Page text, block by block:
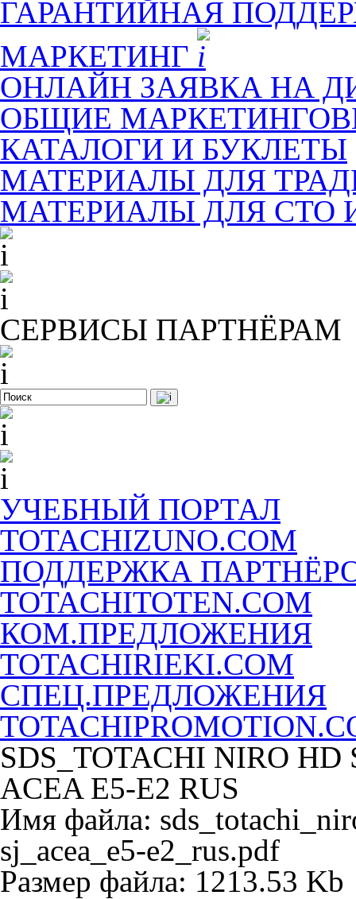
ГАРАНТИЙНАЯ
МАРКЕТИНГ
ОНЛАЙН ЗАЯВКА НА
ОБЩИЕ
КАТАЛОГИ И БУКЛЕТЫ
МАТЕРИАЛЫ ДЛЯ
МАТЕРИАЛЫ ДЛЯ СТО
СЕРВИСЫ ПАРТНЁРАМ
УЧЕБНЫЙ ПОРТАЛ
TOTACHIZUNO.COM
ПОДДЕРЖКА
TOTACHITOTEN.COM
КОМ.ПРЕДЛОЖЕНИЯ
TOTACHIRIEKI.COM
СПЕЦ.ПРЕДЛОЖЕНИЯ
SDS_TOTACHI NIRO HD
ACEA E5-E2 RUS
Имя файла:
sj_acea_e5-e2_rus.pdf
Размер файла: 1213.53 Kb